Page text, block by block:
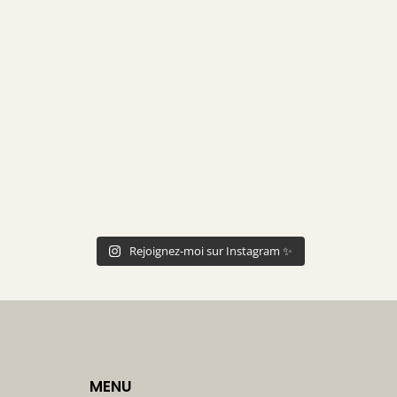
Rejoignez-moi sur Instagram ✨
MENU